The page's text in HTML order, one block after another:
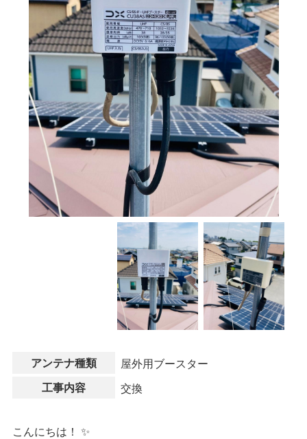
アンテナ種類 屋外用ブースター
工事内容 交換
こんにちは！ ✨